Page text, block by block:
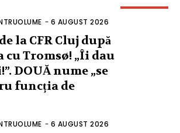
- 6 AUGUST 2026
la CFR Cluj după
Tromsø! „Îi dau
DOUĂ nume „se
funcția de
- 6 AUGUST 2026